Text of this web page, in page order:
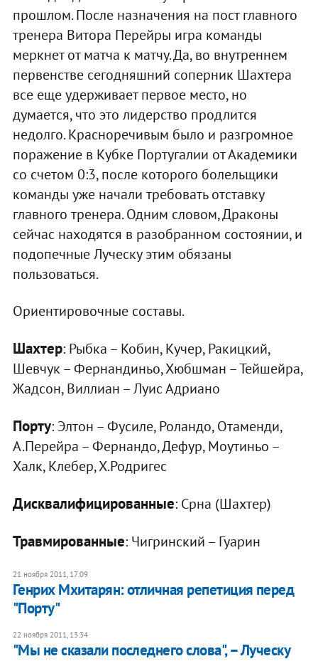
прошлом. После назначения на пост главного
тренера Витора Перейры игра команды
меркнет от матча к матчу. Да, во внутреннем
первенстве сегодняшний соперник Шахтера
все еще удерживает первое место, но
думается, что это лидерство продлится
недолго. Красноречивым было и разгромное
поражение в Кубке Португалии от Академики
со счетом 0:3, после которого болельщики
команды уже начали требовать отставку
главного тренера. Одним словом, Драконы
сейчас находятся в разобранном состоянии, и
подопечные Луческу этим обязаны
пользоваться.
Ориентировочные составы.
Шахтер: Рыбка – Кобин, Кучер, Ракицкий,
Шевчук – Фернандиньо, Хюбшман – Тейшейра,
Жадсон, Виллиан – Луис Адриано
Порту: Элтон – Фусиле, Роландо, Отаменди,
А.Перейра – Фернандо, Дефур, Моутиньо –
Халк, Клебер, Х.Родригес
Дисквалифицированные: Срна (Шахтер)
Травмированные: Чигринский – Гуарин
21 ноября 2011, 17:09
Генрих Мхитарян: отличная репетиция перед
"Порту"
22 ноября 2011, 13:34
"Мы не сказали последнего слова", – Луческу